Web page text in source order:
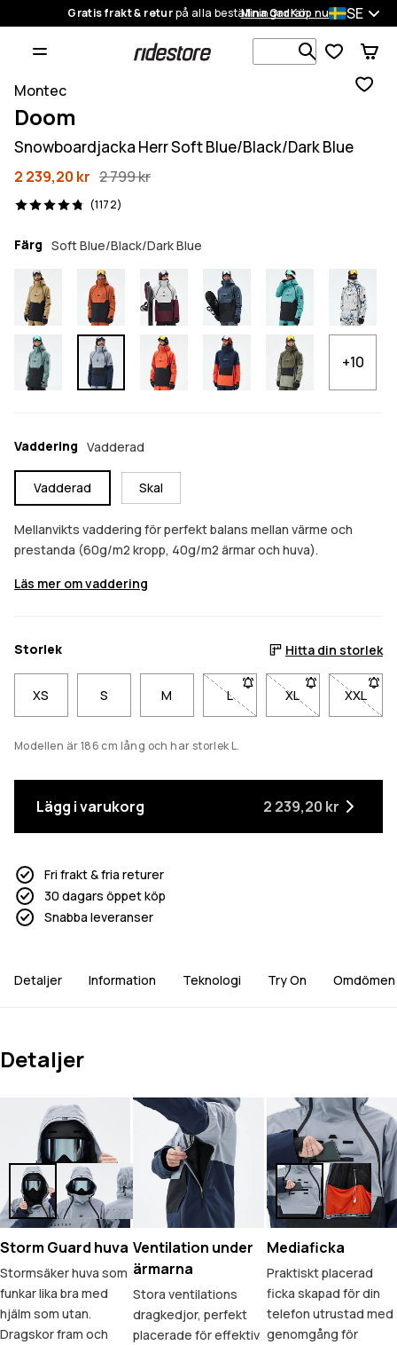
Gratis frakt & returpå alla beställningarKöp nu
Mina Ordrar SE
Sök bland
Montec
Doom
Snowboardjacka Herr Soft Blue/Black/Dark Blue
2 239,20 kr 2 799 kr
(1172)
1172 recensioner, 4.8/5
Färg Soft Blue/Black/Dark Blue
+10
Vaddering Vadderad
Vadderad Skal
Mellanvikts vaddering för perfekt balans mellan värme och
prestanda (60g/m2 kropp, 40g/m2 ärmar och huva).
Läs mer om vaddering
Storlek Hitta din storlek
XS S M L- Storlek L är inte tillgänglig.
XL- Storlek XL är
XXL
-
Modellen är 186 cm lång och har storlek L.
Lägg i varukorg 2 239,20 kr
Fri frakt & fria returer
30 dagars öppet köp
Snabba leveranser
Detaljer Information Teknologi Try On Omdömen
Detaljer
Storm Guard huva
Stormsäker huva som
funkar lika bra med
hjälm som utan.
Dragskor fram och
Ventilation under
ärmarna
Stora ventilations
dragkedjor, perfekt
placerade för effektiv
Mediaficka
Praktiskt placerad
ficka skapad för din
telefon utrustad med
genomgång för